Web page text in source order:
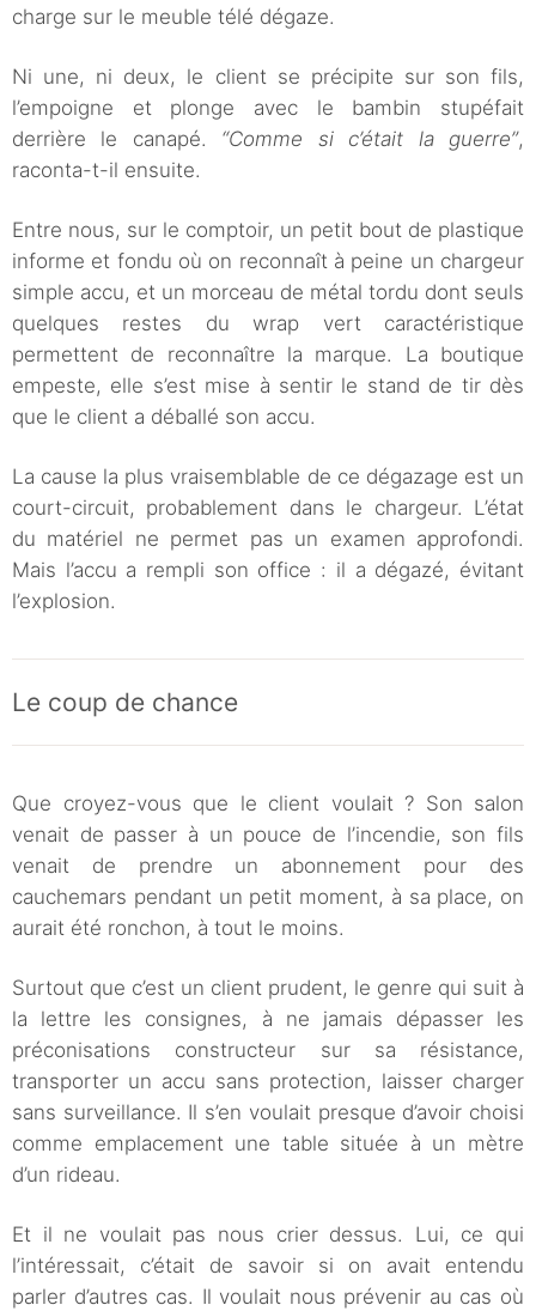
charge sur le meuble télé dégaze.
Ni une, ni deux, le client se précipite sur son fils,
l’empoigne et plonge avec le bambin stupéfait
derrière le canapé. “Comme si c’était la guerre”,
raconta-t-il ensuite.
Entre nous, sur le comptoir, un petit bout de plastique
informe et fondu où on reconnaît à peine un chargeur
simple accu, et un morceau de métal tordu dont seuls
quelques restes du wrap vert caractéristique
permettent de reconnaître la marque. La boutique
empeste, elle s’est mise à sentir le stand de tir dès
que le client a déballé son accu.
La cause la plus vraisemblable de ce dégazage est un
court-circuit, probablement dans le chargeur. L’état
du matériel ne permet pas un examen approfondi.
Mais l’accu a rempli son office : il a dégazé, évitant
l’explosion.
Le coup de chance
Que croyez-vous que le client voulait ? Son salon
venait de passer à un pouce de l’incendie, son fils
venait de prendre un abonnement pour des
cauchemars pendant un petit moment, à sa place, on
aurait été ronchon, à tout le moins.
Surtout que c’est un client prudent, le genre qui suit à
la lettre les consignes, à ne jamais dépasser les
préconisations constructeur sur sa résistance,
transporter un accu sans protection, laisser charger
sans surveillance. Il s’en voulait presque d’avoir choisi
comme emplacement une table située à un mètre
d’un rideau.
Et il ne voulait pas nous crier dessus. Lui, ce qui
l’intéressait, c’était de savoir si on avait entendu
parler d’autres cas. Il voulait nous prévenir au cas où